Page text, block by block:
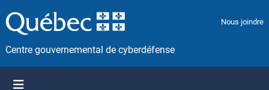
a
s
Nous joindre
Centre gouvernemental de cyberdéfense